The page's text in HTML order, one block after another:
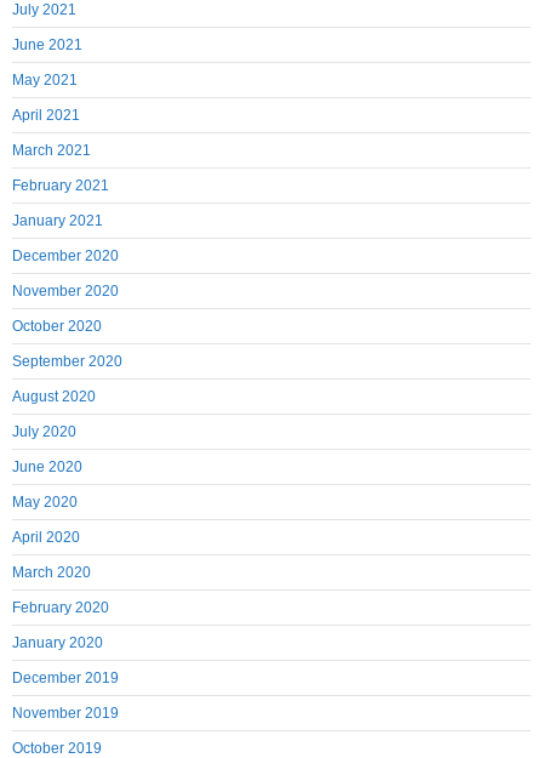
July 2021
June 2021
May 2021
April 2021
March 2021
February 2021
January 2021
December 2020
November 2020
October 2020
September 2020
August 2020
July 2020
June 2020
May 2020
April 2020
March 2020
February 2020
January 2020
December 2019
November 2019
October 2019